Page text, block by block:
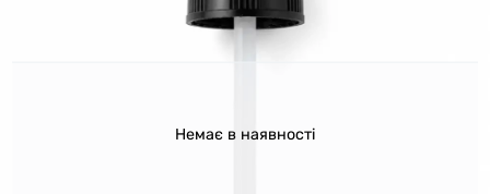
Немає в наявності